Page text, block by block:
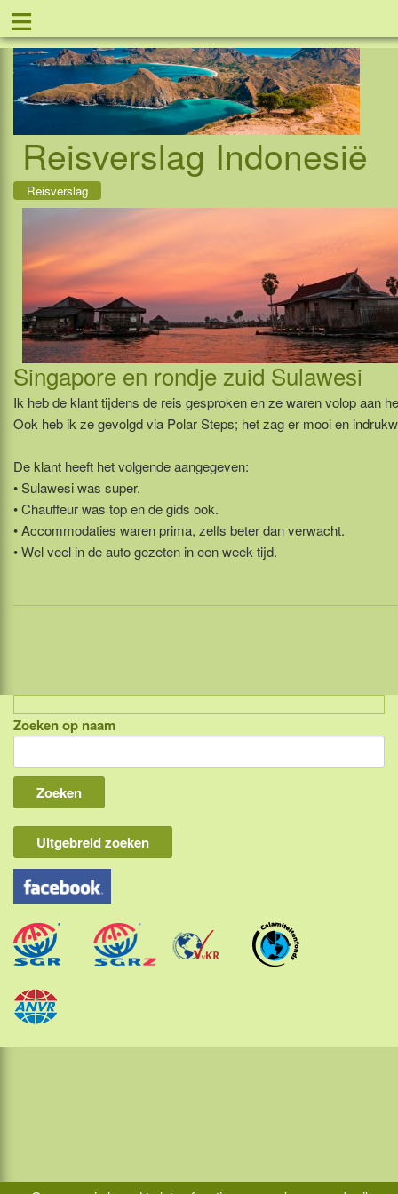
≡
Reisverslag Indonesië
Reisverslag
Singapore en rondje zuid Sulawesi
Ik heb de klant tijdens de reis gesproken en ze waren volop aan
Ook heb ik ze gevolgd via Polar Steps; het zag er mooi en
De klant heeft het volgende aangegeven:
• Sulawesi was super.
• Chauffeur was top en de gids ook.
• Accommodaties waren prima, zelfs beter dan verwacht.
• Wel veel in de auto gezeten in een week tijd.
Indonesië, eilandcombinaties
Bali
Lombok
Flores & Komodo
Overige Sunda eilanden
Java
Kalimantan
Molukken
Zoeken op naam
Uitgebreid zoeken